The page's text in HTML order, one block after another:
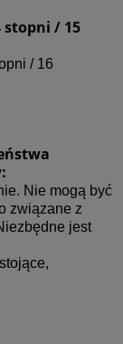
stopni / 15
/ 16
Nie mogą być
związane z
jest